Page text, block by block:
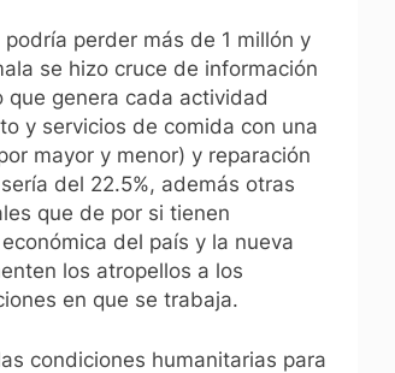
perder más de 1 millón y
se hizo cruce de información
genera cada actividad
y servicios de comida con una
mayor y menor) y reparación
del 22.5%, además otras
que de por si tienen
del país y la nueva
los atropellos a los
en que se trabaja.
condiciones humanitarias para